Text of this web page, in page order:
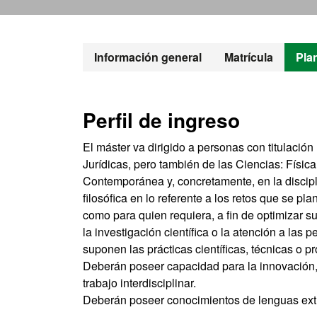
Información general Matrícula
Máster
Perfil de ingreso
El máster va dirigido a personas con
Jurídicas, pero también de las Ciencias:
Contemporánea y, concretamente, en la
filosófica en lo referente a los retos que se
como para quien requiera, a fin de optimizar
la investigación científica o la atención a las
suponen las prácticas científicas, técnicas o
Deberán poseer capacidad para la
trabajo interdisciplinar.
Deberán poseer conocimientos de lenguas